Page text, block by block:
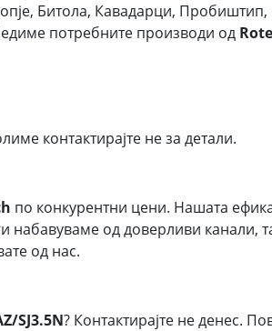
Битола, Кавадарци,
потребните производи од
контактирајте не за детали.
по конкурентни цени. Нашата
набавуваме од доверливи канали,
од нас.
SJ3.5N? Контактирајте не денес.